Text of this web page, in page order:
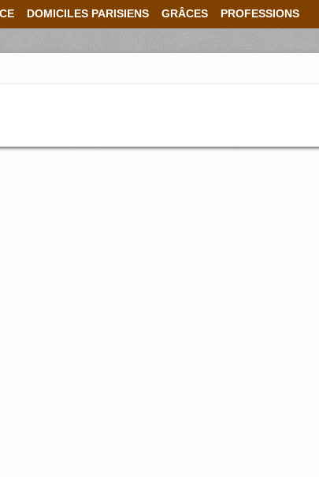
DOMICILES PARISIENS GRÂCES PROFESSIONS